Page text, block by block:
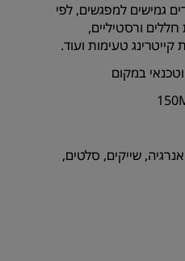
גמישים למפגשים, לפי
ורסטיליים,
קייטרינג טעימות ועוד.
שייקים, סלטים,